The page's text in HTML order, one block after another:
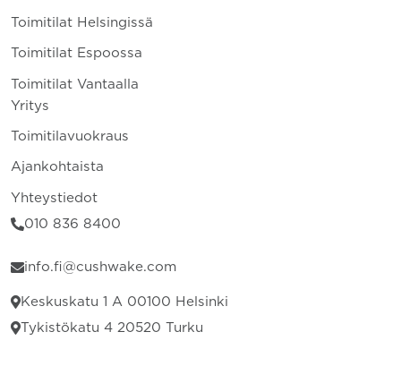
Toimitilat Helsingissä
Toimitilat Espoossa
Toimitilat Vantaalla
Yritys
Toimitilavuokraus
Ajankohtaista
Yhteystiedot
010 836 8400
info.fi@cushwake.com
Keskuskatu 1 A 00100 Helsinki
Tykistökatu 4 20520 Turku